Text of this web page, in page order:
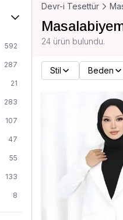
592
287
21
283
107
47
55
133
8
152
Devr-i Tesettür
24 ürün bulundu.
Stil Beden